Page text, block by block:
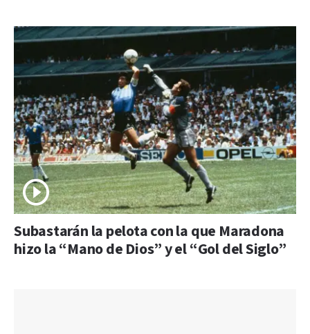
Subastarán la pelota con la que Maradona
hizo la “Mano de Dios” y el “Gol del Siglo”